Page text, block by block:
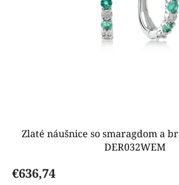
Zlaté náušnice so smaragdom a
DER032WEM
€636,74